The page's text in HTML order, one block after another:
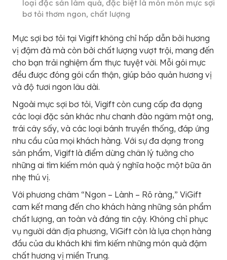
loại đặc sản làm quà, đặc biệt là món món mực sợi
bơ tỏi thơm ngon, chất lượng
Mực sợi bơ tỏi tại Vigift không chỉ hấp dẫn bởi hương
vị đậm đà mà còn bởi chất lượng vượt trội, mang đến
cho bạn trải nghiệm ẩm thực tuyệt vời. Mỗi gói mực
đều được đóng gói cẩn thận, giúp bảo quản hương vị
và độ tươi ngon lâu dài.
Ngoài mực sợi bơ tỏi, Vigift còn cung cấp đa dạng
các loại đặc sản khác như chanh đào ngâm mật ong,
trái cây sấy, và các loại bánh truyền thống, đáp ứng
nhu cầu của mọi khách hàng. Với sự đa dạng trong
sản phẩm, Vigift là điểm dừng chân lý tưởng cho
những ai tìm kiếm món quà ý nghĩa hoặc một bữa ăn
nhẹ thú vị.
Với phương châm “Ngon – Lành – Rõ ràng,” ViGift
cam kết mang đến cho khách hàng những sản phẩm
chất lượng, an toàn và đáng tin cậy. Không chỉ phục
vụ người dân địa phương, ViGift còn là lựa chọn hàng
đầu của du khách khi tìm kiếm những món quà đậm
chất hương vị miền Trung.